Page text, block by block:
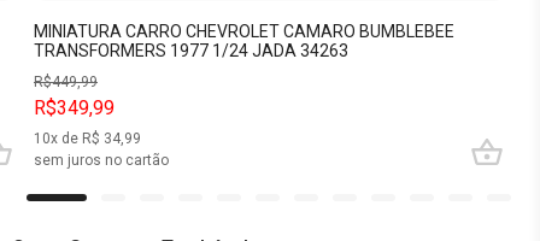
MINIATURA CARRO CHEVROLET CAMARO BUMBLEBEE
TRANSFORMERS 1977 1/24 JADA 34263
R$449,99
R$349,99
10x de R$ 34,99
sem juros no cartão